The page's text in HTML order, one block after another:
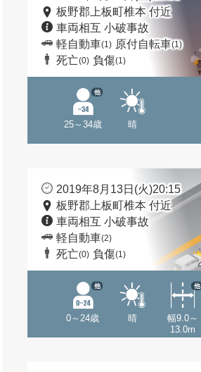
板野郡上板町椎本 付近
車両相互 小破事故
軽自動車(1) 原付自転車(1)
死亡(0) 負傷(1)
25～34歳
他
晴
2019年8月13日(火)20:15
板野郡上板町椎本 付近
車両相互 小破事故
軽自動車(2)
死亡(0) 負傷(1)
0～24歳
他
晴
幅9.0～
13.0m
他